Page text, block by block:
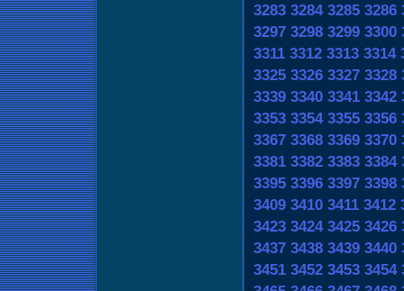
3283 3284 3285 3286
3297 3298 3299 3300
3311 3312 3313 3314
3325 3326 3327 3328
3339 3340 3341 3342
3353 3354 3355 3356
3367 3368 3369 3370
3381 3382 3383 3384
3395 3396 3397 3398
3409 3410 3411 3412
3423 3424 3425 3426
3437 3438 3439 3440
3451 3452 3453 3454